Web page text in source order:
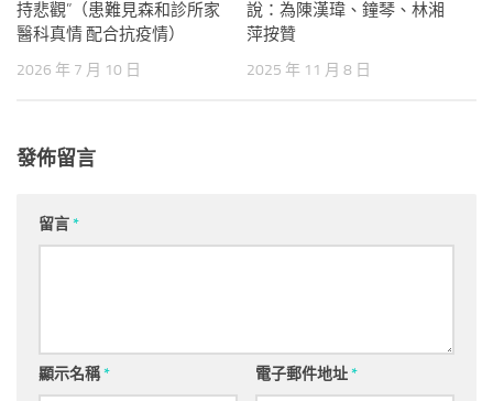
持悲觀”（患難見森和診所家
醫科真情 配合抗疫情）
2026 年 7 月 10 日
說：為陳漢瑋、鐘琴、林湘
萍按贊
2025 年 11 月 8 日
發佈留言
留言*
顯示名稱* 電子郵件地址*